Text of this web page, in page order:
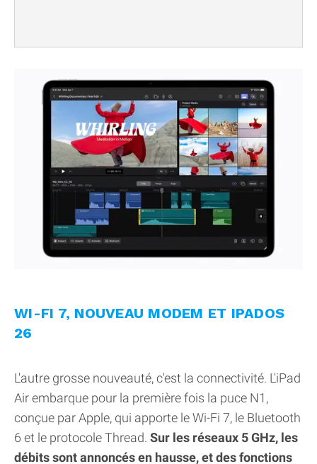
WI-FI 7, NOUVEAU MODEM ET IPADOS
26
L'autre grosse nouveauté, c'est la connectivité. L'iPad
Air embarque pour la première fois la puce N1,
conçue par Apple, qui apporte le Wi-Fi 7, le Bluetooth
6 et le protocole Thread. Sur les réseaux 5 GHz, les
débits sont annoncés en hausse, et des fonctions